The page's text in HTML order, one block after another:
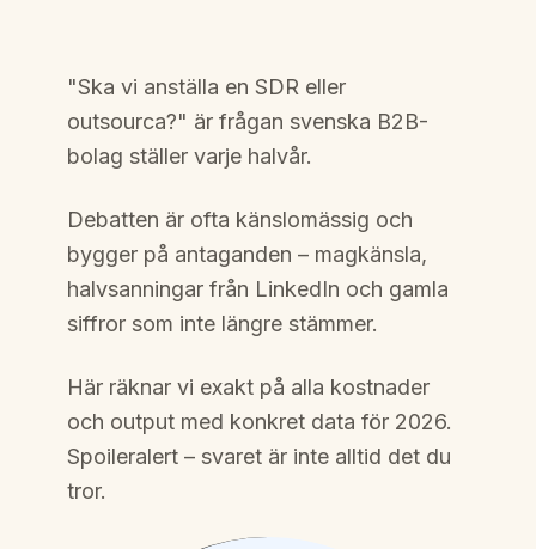
"Ska vi anställa en SDR eller
outsourca?" är frågan svenska B2B-
bolag ställer varje halvår.
Debatten är ofta känslomässig och
bygger på antaganden – magkänsla,
halvsanningar från LinkedIn och gamla
siffror som inte längre stämmer.
Här räknar vi exakt på alla kostnader
och output med konkret data för 2026.
Spoileralert – svaret är inte alltid det du
tror.